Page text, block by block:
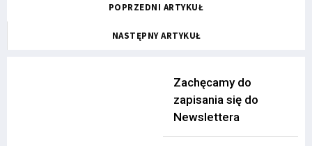
POPRZEDNI ARTYKUŁ
NASTĘPNY ARTYKUŁ
Zachęcamy do
zapisania się do
Newslettera